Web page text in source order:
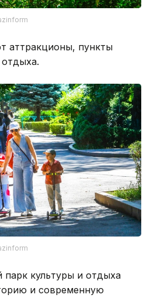
аттракционы, пункты
парк культуры и отдыха
и современную